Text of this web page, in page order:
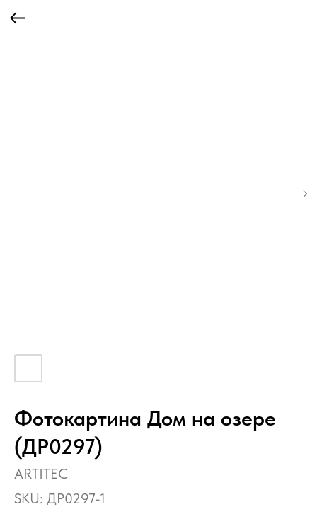
Фотокартина Дом на озере
(ДР0297)
ARTITEC
SKU: ДР0297-1